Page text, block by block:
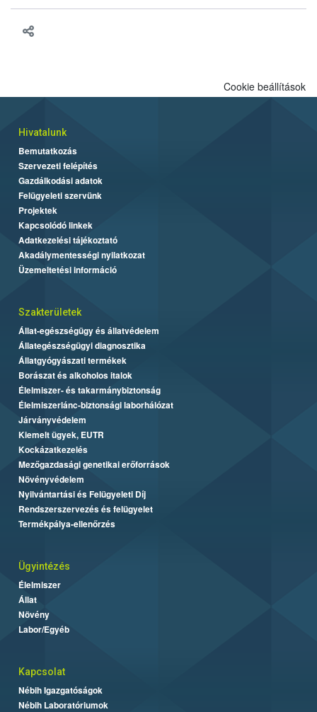
Cookie beállítások
Hivatalunk
Bemutatkozás
Szervezeti felépítés
Gazdálkodási adatok
Felügyeleti szervünk
Projektek
Kapcsolódó linkek
Adatkezelési tájékoztató
Akadálymentességi nyilatkozat
Üzemeltetési információ
Szakterületek
Állat-egészségügy és állatvédelem
Állategészségügyi diagnosztika
Állatgyógyászati termékek
Borászat és alkoholos italok
Élelmiszer- és takarmánybiztonság
Élelmiszerlánc-biztonsági laborhálózat
Járványvédelem
Kiemelt ügyek, EUTR
Kockázatkezelés
Mezőgazdasági genetikai erőforrások
Növényvédelem
Nyilvántartási és Felügyeleti Díj
Rendszerszervezés és felügyelet
Termékpálya-ellenőrzés
Ügyintézés
Élelmiszer
Állat
Növény
Labor/Egyéb
Kapcsolat
Nébih Igazgatóságok
Nébih Laboratóriumok